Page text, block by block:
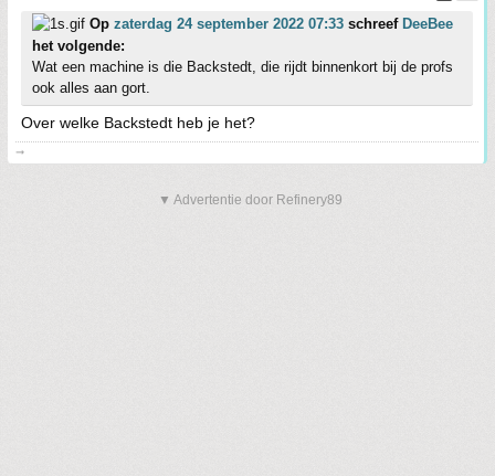
Op zaterdag 24 september 2022 07:33 schreef DeeBee
het volgende:
Wat een machine is die Backstedt, die rijdt binnenkort bij de profs
ook alles aan gort.
Over welke Backstedt heb je het?
➞
▼ Advertentie door Refinery89